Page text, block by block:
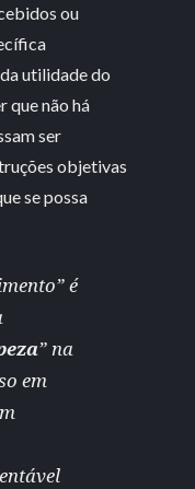
ou
utilidade do
que não há
ser
objetivas
se possa
é
” na
em